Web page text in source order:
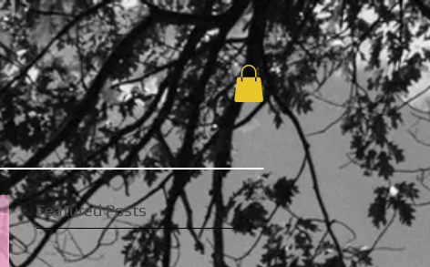
Featured Posts